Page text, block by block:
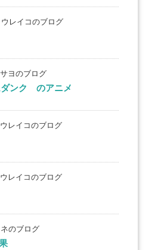
レイコのブログ
ヨのブログ
ダンク のアニメ
レイコのブログ
レイコのブログ
のブログ